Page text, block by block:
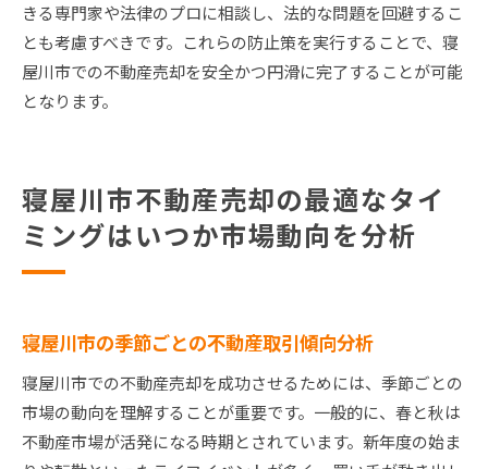
きる専門家や法律のプロに相談し、法的な問題を回避するこ
とも考慮すべきです。これらの防止策を実行することで、寝
屋川市での不動産売却を安全かつ円滑に完了することが可能
となります。
寝屋川市不動産売却の最適なタイ
ミングはいつか市場動向を分析
寝屋川市の季節ごとの不動産取引傾向分析
寝屋川市での不動産売却を成功させるためには、季節ごとの
市場の動向を理解することが重要です。一般的に、春と秋は
不動産市場が活発になる時期とされています。新年度の始ま